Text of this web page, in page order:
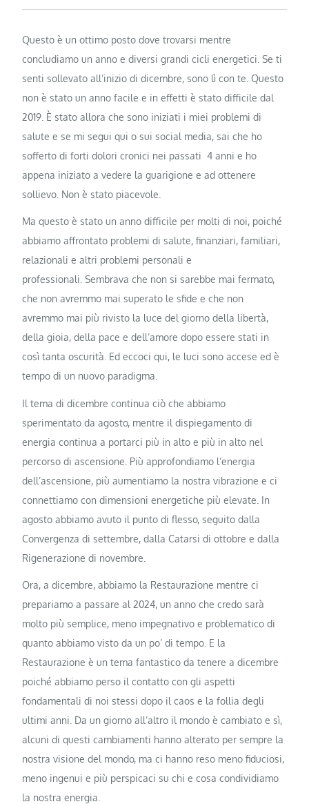
Questo è un ottimo posto dove trovarsi mentre
concludiamo un anno e diversi grandi cicli energetici. Se ti
senti sollevato all’inizio di dicembre, sono lì con te. Questo
non è stato un anno facile e in effetti è stato difficile dal
2019. È stato allora che sono iniziati i miei problemi di
salute e se mi segui qui o sui social media, sai che ho
sofferto di forti dolori cronici nei passati 4 anni e ho
appena iniziato a vedere la guarigione e ad ottenere
sollievo. Non è stato piacevole.
Ma questo è stato un anno difficile per molti di noi, poiché
abbiamo affrontato problemi di salute, finanziari, familiari,
relazionali e altri problemi personali e
professionali. Sembrava che non si sarebbe mai fermato,
che non avremmo mai superato le sfide e che non
avremmo mai più rivisto la luce del giorno della libertà,
della gioia, della pace e dell’amore dopo essere stati in
così tanta oscurità. Ed eccoci qui, le luci sono accese ed è
tempo di un nuovo paradigma.
Il tema di dicembre continua ciò che abbiamo
sperimentato da agosto, mentre il dispiegamento di
energia continua a portarci più in alto e più in alto nel
percorso di ascensione. Più approfondiamo l’energia
dell’ascensione, più aumentiamo la nostra vibrazione e ci
connettiamo con dimensioni energetiche più elevate. In
agosto abbiamo avuto il punto di flesso, seguito dalla
Convergenza di settembre, dalla Catarsi di ottobre e dalla
Rigenerazione di novembre.
Ora, a dicembre, abbiamo la Restaurazione mentre ci
prepariamo a passare al 2024, un anno che credo sarà
molto più semplice, meno impegnativo e problematico di
quanto abbiamo visto da un po’ di tempo. E la
Restaurazione è un tema fantastico da tenere a dicembre
poiché abbiamo perso il contatto con gli aspetti
fondamentali di noi stessi dopo il caos e la follia degli
ultimi anni. Da un giorno all’altro il mondo è cambiato e sì,
alcuni di questi cambiamenti hanno alterato per sempre la
nostra visione del mondo, ma ci hanno reso meno fiduciosi,
meno ingenui e più perspicaci su chi e cosa condividiamo
la nostra energia.